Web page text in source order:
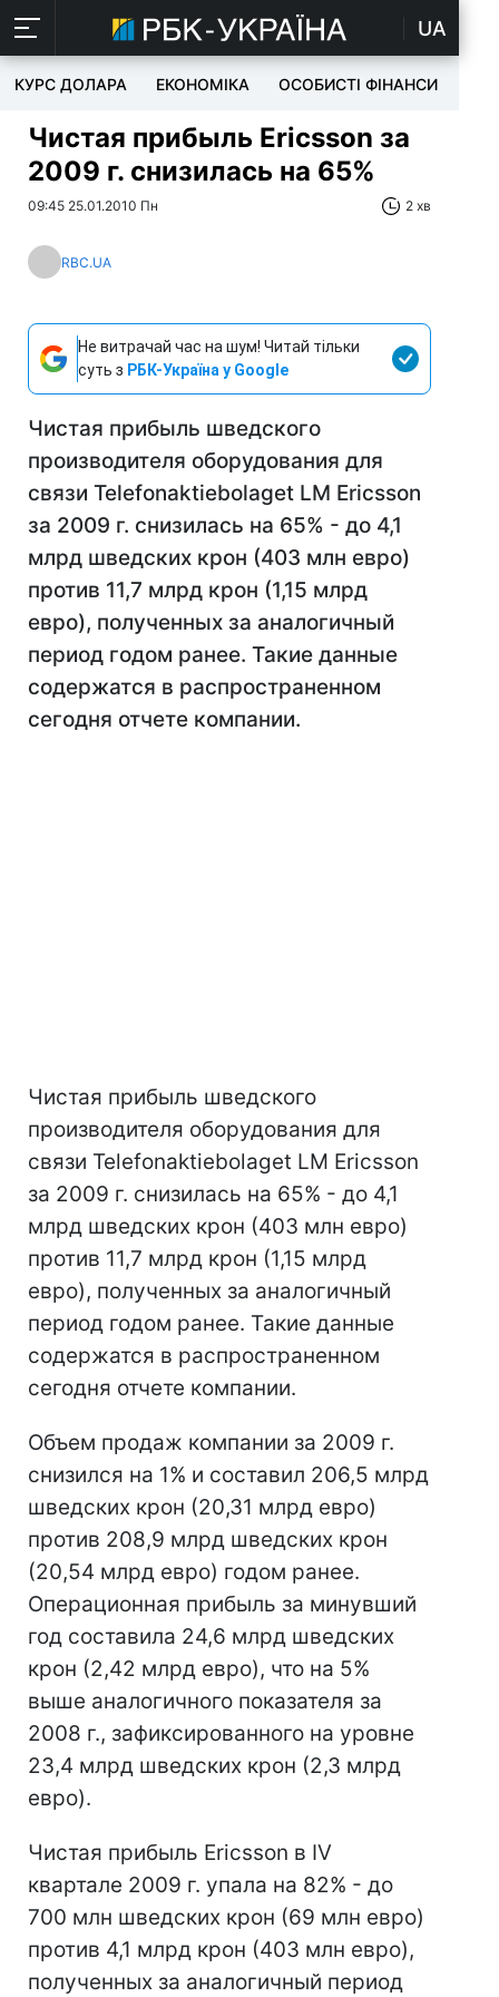
UA
КУРС ДОЛАРА ЕКОНОМІКА ОСОБИСТІ ФІНАНСИ
Чистая прибыль Ericsson за
2009 г. снизилась на 65%
09:45 25.01.2010 Пн 2 хв
RBC.UA
Не витрачай час на шум! Читай тільки
суть з РБК-Україна у Google
Чистая прибыль шведского
производителя оборудования для
связи Telefonaktiebolaget LM Ericsson
за 2009 г. снизилась на 65% - до 4,1
млрд шведских крон (403 млн евро)
против 11,7 млрд крон (1,15 млрд
евро), полученных за аналогичный
период годом ранее. Такие данные
содержатся в распространенном
сегодня отчете компании.
Чистая прибыль шведского
производителя оборудования для
связи Telefonaktiebolaget LM Ericsson
за 2009 г. снизилась на 65% - до 4,1
млрд шведских крон (403 млн евро)
против 11,7 млрд крон (1,15 млрд
евро), полученных за аналогичный
период годом ранее. Такие данные
содержатся в распространенном
сегодня отчете компании.
Объем продаж компании за 2009 г.
снизился на 1% и составил 206,5 млрд
шведских крон (20,31 млрд евро)
против 208,9 млрд шведских крон
(20,54 млрд евро) годом ранее.
Операционная прибыль за минувший
год составила 24,6 млрд шведских
крон (2,42 млрд евро), что на 5%
выше аналогичного показателя за
2008 г., зафиксированного на уровне
23,4 млрд шведских крон (2,3 млрд
евро).
Чистая прибыль Ericsson в IV
квартале 2009 г. упала на 82% - до
700 млн шведских крон (69 млн евро)
против 4,1 млрд крон (403 млн евро),
полученных за аналогичный период